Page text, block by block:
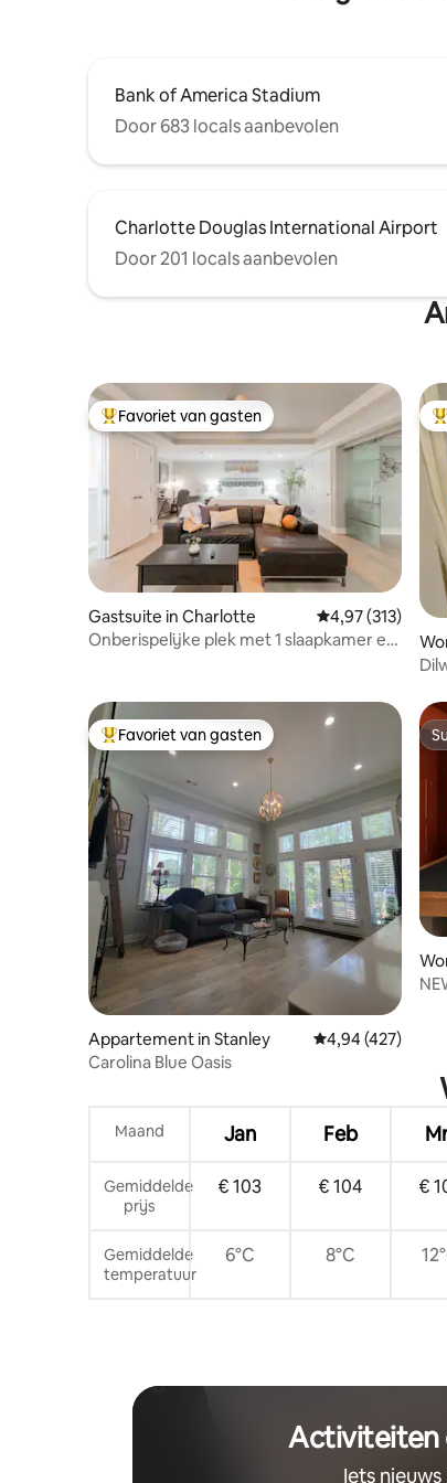
Bank of America Stadium
Door 683 locals aanbevolen
Charlotte Douglas International Airport
Door 201 locals aanbevolen
Topfavoriet van gasten
Favoriet van gasten
Gastsuite in Charlotte Gemiddelde
4,97 (313)
Onberispelijke plek met 1 slaapkamer en
Topfavoriet van gasten
Favoriet van gasten
Appartement in Stanley Gemiddelde
4,94 (427)
Carolina Blue Oasis
Maand Jan Feb
Gemiddelde
prijs
€ 103 € 104 €
Gemiddelde
temperatuur
6°C 8°C
Activiteiten
Iets